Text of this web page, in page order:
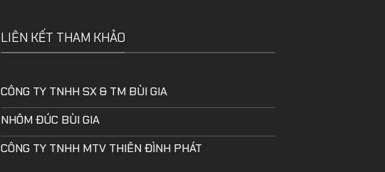
LIÊN KẾT THAM KHẢO
CÔNG TY TNHH SX & TM BÙI GIA
NHÔM ĐÚC BÙI GIA
CÔNG TY TNHH MTV THIÊN ĐÌNH PHÁT